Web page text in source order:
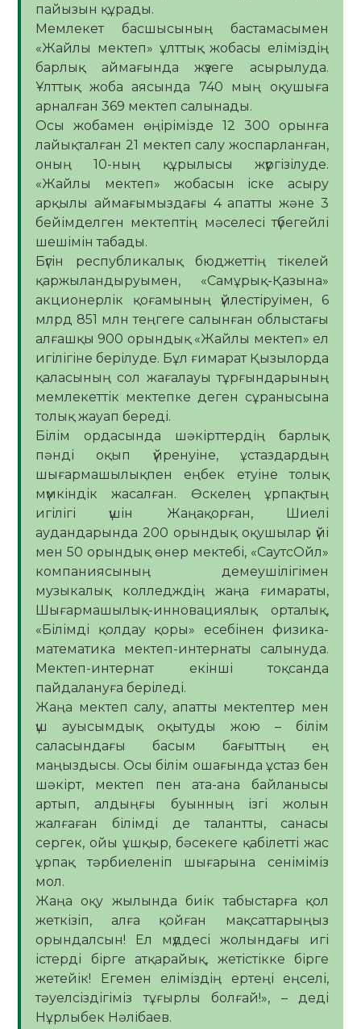
пайызын құрады.
Мемлекет басшысының бастамасымен
«Жайлы мектеп» ұлттық жобасы еліміздің
барлық аймағында жүзеге асырылуда.
Ұлттық жоба аясында 740 мың оқушыға
арналған 369 мектеп салынады.
Осы жобамен өңірімізде 12 300 орынға
лайықталған 21 мектеп салу жоспарланған,
оның 10-ның құрылысы жүргізілуде.
«Жайлы мектеп» жобасын іске асыру
арқылы аймағымыздағы 4 апатты және 3
бейімделген мектептің мәселесі түбегейлі
шешімін табады.
Бүгін республикалық бюджеттің тікелей
қаржыландыруымен, «Самұрық-Қазына»
акционерлік қоғамының үйлестіруімен, 6
млрд 851 млн теңгеге салынған облыстағы
алғашқы 900 орындық «Жайлы мектеп» ел
игілігіне берілуде. Бұл ғимарат Қызылорда
қаласының сол жағалауы тұрғындарының
мемлекеттік мектепке деген сұранысына
толық жауап береді.
Білім ордасында шәкірттердің барлық
пәнді оқып үйренуіне, ұстаздардың
шығармашылықпен еңбек етуіне толық
мүмкіндік жасалған. Өскелең ұрпақтың
игілігі үшін Жаңақорған, Шиелі
аудандарында 200 орындық оқушылар үйі
мен 50 орындық өнер мектебі, «СаутсОйл»
компаниясының демеушілігімен
музыкалық колледждің жаңа ғимараты,
Шығармашылық-инновациялық орталық,
«Білімді қолдау қоры» есебінен физика-
математика мектеп-интернаты салынуда.
Мектеп-интернат екінші тоқсанда
пайдалануға беріледі.
Жаңа мектеп салу, апатты мектептер мен
үш ауысымдық оқытуды жою – білім
саласындағы басым бағыттың ең
маңыздысы. Осы білім ошағында ұстаз бен
шәкірт, мектеп пен ата-ана байланысы
артып, алдыңғы буынның ізгі жолын
жалғаған білімді де талантты, санасы
сергек, ойы ұшқыр, бәсекеге қабілетті жас
ұрпақ тәрбиеленіп шығарына сеніміміз
мол.
Жаңа оқу жылында биік табыстарға қол
жеткізіп, алға қойған мақсаттарыңыз
орындалсын! Ел мүддесі жолындағы игі
істерді бірге атқарайық, жетістікке бірге
жетейік! Егемен еліміздің ертеңі еңселі,
тәуелсіздігіміз тұғырлы болғай!», – деді
Нұрлыбек Нәлібаев.